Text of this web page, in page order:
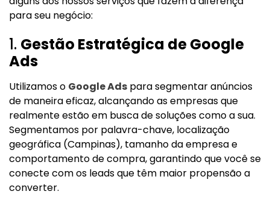
para seu negócio:
1. Gestão Estratégica de Google
Ads
Utilizamos o Google Ads para segmentar anúncios
de maneira eficaz, alcançando as empresas que
realmente estão em busca de soluções como a sua.
Segmentamos por palavra-chave, localização
geográfica (Campinas), tamanho da empresa e
comportamento de compra, garantindo que você se
conecte com os leads que têm maior propensão a
converter.